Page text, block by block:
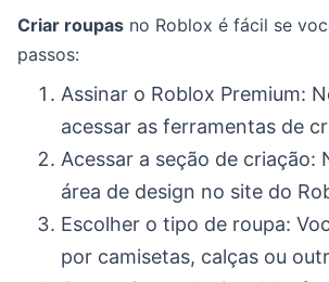
Criar roupas no Roblox é fácil se
passos:
Assinar o Roblox Premium:
acessar as ferramentas de
Acessar a seção de criação:
área de design no site do
Escolher o tipo de roupa:
por camisetas, calças ou